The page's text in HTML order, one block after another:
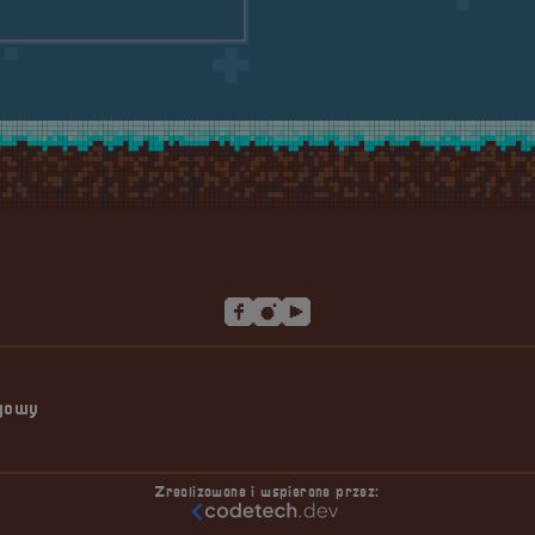
Zrealizowane i wspierane przez: